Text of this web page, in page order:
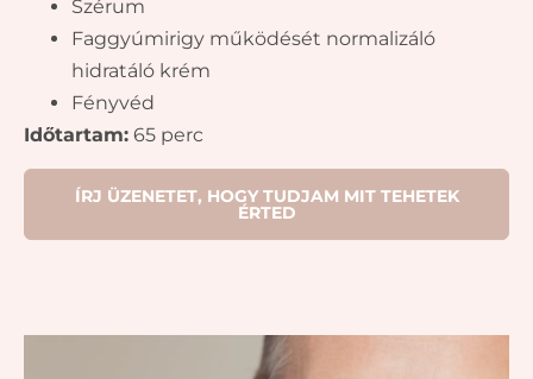
Szérum
Faggyúmirigy működését normalizáló
hidratáló krém
Fényvéd
Időtartam: 65 perc
ÍRJ ÜZENETET, HOGY TUDJAM MIT TEHETEK
ÉRTED